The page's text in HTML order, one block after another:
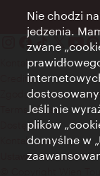
Kontakt
Credits
Zgoda na
Terms of Use
Dostępność
Kontakt prasowy
Ustawienia cookies
Nie chodzi
jedzenia.
zwane
Jeśli nie
plików
domyślne w